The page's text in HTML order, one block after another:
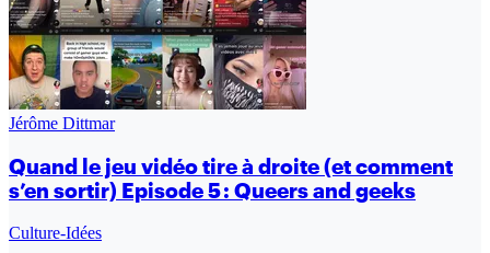
Jérôme Dittmar
Quand le jeu vidéo tire à droite (et comment
s’en sortir) Episode 5 : Queers and geeks
Culture-Idées